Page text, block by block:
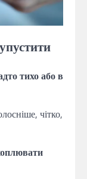
тихо або в
чітко,